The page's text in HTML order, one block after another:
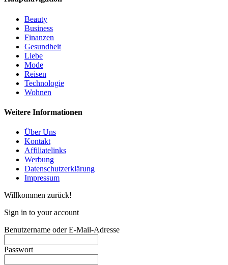
Beauty
Business
Finanzen
Gesundheit
Liebe
Mode
Reisen
Technologie
Wohnen
Weitere Informationen
Über Uns
Kontakt
Affiliatelinks
Werbung
Datenschutzerklärung
Impressum
Willkommen zurück!
Sign in to your account
Benutzername oder E-Mail-Adresse
Passwort